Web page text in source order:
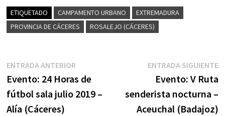
ETIQUETADO CAMPAMENTO URBANO
EXTREMADURA
PROVINCIA DE CÁCERES
ROSALEJO (CÁCERES)
Navegación
de
entradas
ENTRADA ANTERIOREntrada
anterior:
Evento: 24 Horas de
fútbol sala julio 2019 –
Alía (Cáceres)
ENTRADA SIGUIENTE
Evento: V Ruta
senderista nocturna –
Aceuchal (Badajoz)